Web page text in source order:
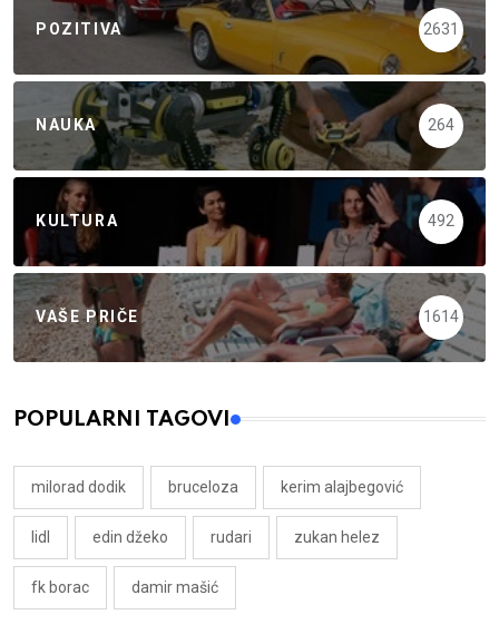
POZITIVA 2631
NAUKA 264
KULTURA 492
VAŠE PRIČE 1614
POPULARNI TAGOVI
milorad dodik bruceloza kerim alajbegović
lidl edin džeko rudari zukan helez
fk borac damir mašić